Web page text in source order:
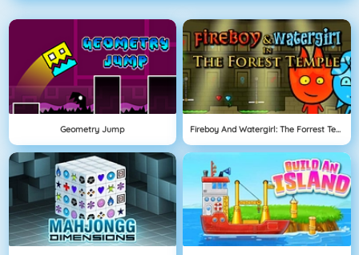
Geometry Jump Fireboy And Watergirl: The Forrest Temple